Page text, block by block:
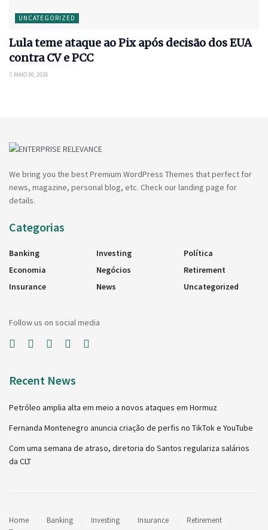
UNCATEGORIZED
Lula teme ataque ao Pix após decisão dos EUA
contra CV e PCC
MAIO 30, 2026
We bring you the best Premium WordPress Themes that perfect for
news, magazine, personal blog, etc. Check our landing page for
details.
Categorias
Banking
Economia
Insurance
Investing
Negócios
News
Política
Retirement
Uncategorized
Follow us on social media
Recent News
Petróleo amplia alta em meio a novos ataques em Hormuz
Fernanda Montenegro anuncia criação de perfis no TikTok e YouTube
Com uma semana de atraso, diretoria do Santos regulariza salários
da CLT
Home Banking Investing Insurance
Retirement